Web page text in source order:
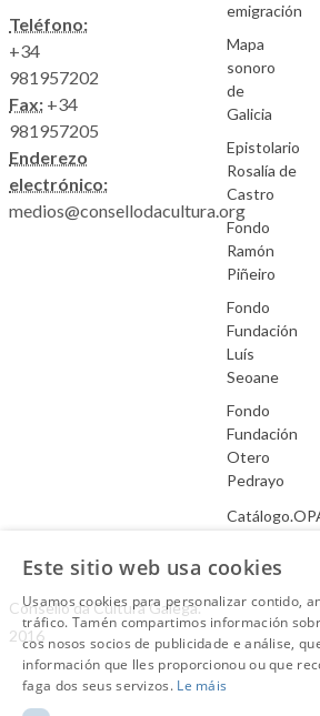
Teléfono:
+34
981957202
Fax: +34
981957205
Enderezo
electrónico:
medios@consellodacultura.org
emigración
Mapa
sonoro
de
Galicia
Epistolario
Rosalía de
Castro
Fondo
Ramón
Piñeiro
Fondo
Fundación
Luís
Seoane
Fondo
Fundación
Otero
Pedrayo
Aviso Legal
Consello da Cultura Galega.
2016
Este sitio web usa cookies
Usamos cookies para personalizar contido,
tráfico. Tamén compartimos información
cos nosos socios de publicidade e análise,
información que lles proporcionou ou que
faga dos seus servizos. Le máis